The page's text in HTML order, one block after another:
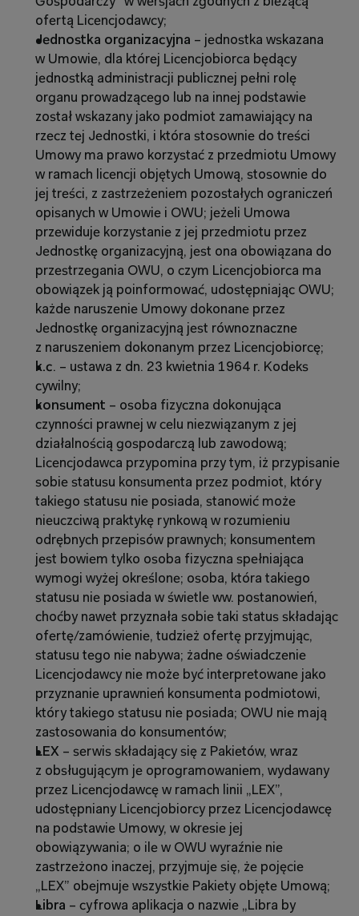
ofertą Licencjodawcy;
Jednostka organizacyjna – jednostka wskazana
w Umowie, dla której Licencjobiorca będący
jednostką administracji publicznej pełni rolę
organu prowadzącego lub na innej podstawie
został wskazany jako podmiot zamawiający na
rzecz tej Jednostki, i która stosownie do treści
Umowy ma prawo korzystać z przedmiotu Umowy
w ramach licencji objętych Umową, stosownie do
jej treści, z zastrzeżeniem pozostałych ograniczeń
opisanych w Umowie i OWU; jeżeli Umowa
przewiduje korzystanie z jej przedmiotu przez
Jednostkę organizacyjną, jest ona obowiązana do
przestrzegania OWU, o czym Licencjobiorca ma
obowiązek ją poinformować, udostępniając OWU;
każde naruszenie Umowy dokonane przez
Jednostkę organizacyjną jest równoznaczne
z naruszeniem dokonanym przez Licencjobiorcę;
k.c. – ustawa z dn. 23 kwietnia 1964 r. Kodeks
cywilny;
konsument – osoba fizyczna dokonująca
czynności prawnej w celu niezwiązanym z jej
działalnością gospodarczą lub zawodową;
Licencjodawca przypomina przy tym, iż przypisanie
sobie statusu konsumenta przez podmiot, który
takiego statusu nie posiada, stanowić może
nieuczciwą praktykę rynkową w rozumieniu
odrębnych przepisów prawnych; konsumentem
jest bowiem tylko osoba fizyczna spełniająca
wymogi wyżej określone; osoba, która takiego
statusu nie posiada w świetle ww. postanowień,
choćby nawet przyznała sobie taki status składając
ofertę/zamówienie, tudzież ofertę przyjmując,
statusu tego nie nabywa; żadne oświadczenie
Licencjodawcy nie może być interpretowane jako
przyznanie uprawnień konsumenta podmiotowi,
który takiego statusu nie posiada; OWU nie mają
zastosowania do konsumentów;
LEX – serwis składający się z Pakietów, wraz
z obsługującym je oprogramowaniem, wydawany
przez Licencjodawcę w ramach linii „LEX”,
udostępniany Licencjobiorcy przez Licencjodawcę
na podstawie Umowy, w okresie jej
obowiązywania; o ile w OWU wyraźnie nie
zastrzeżono inaczej, przyjmuje się, że pojęcie
„LEX” obejmuje wszystkie Pakiety objęte Umową;
Libra – cyfrowa aplikacja o nazwie „Libra by